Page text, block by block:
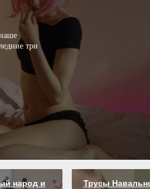
три
народ и
Трусы